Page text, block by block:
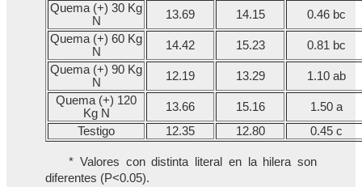
Quema (+) 30 Kg
N
13.69 14.15
0.46 bc
Quema (+) 60 Kg
N
14.42 15.23
0.81 bc
Quema (+) 90 Kg
N
12.19 13.29
1.10 ab
Quema (+) 120
Kg N
13.66 15.16
1.50 a
Testigo
12.35 12.80 0.45 c
* Valores con distinta literal en la hilera son
diferentes (P<0.05).